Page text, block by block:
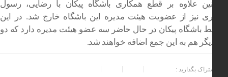
علاوه بر قطع همکاری باشگاه پیکان با رضایی، رسول
نیز از عضویت هیئت مدیره این باشگاه خارج شد. در این
باشگاه پیکان در حال حاضر سه عضو هیئت مدیره دارد که دو
هم به این جمع اضافه خواهند شد.
بگذارید :